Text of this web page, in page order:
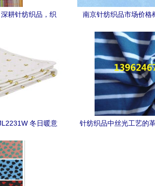
耕针纺织品，织
南京针纺织品市场价格
冬日暖意
针纺织品中丝光工艺的